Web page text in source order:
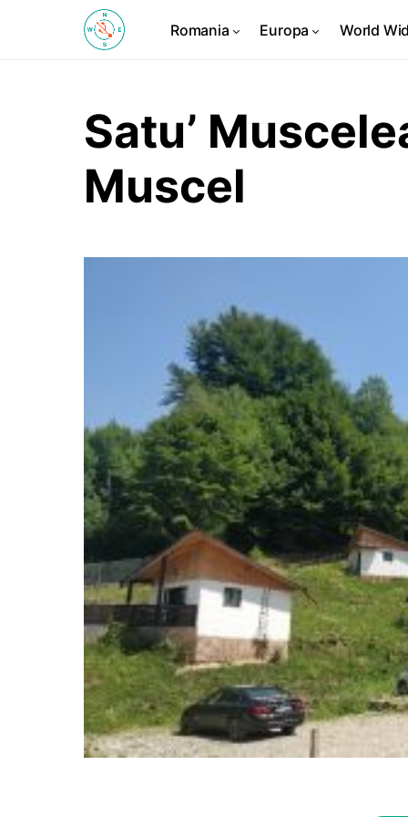
Romania Europa World
Satu’
Muscel